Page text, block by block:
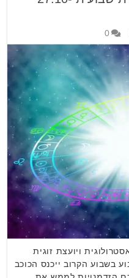
0
ויועצת זוגית
בשבוע הקרוב ייכנס הכוכב